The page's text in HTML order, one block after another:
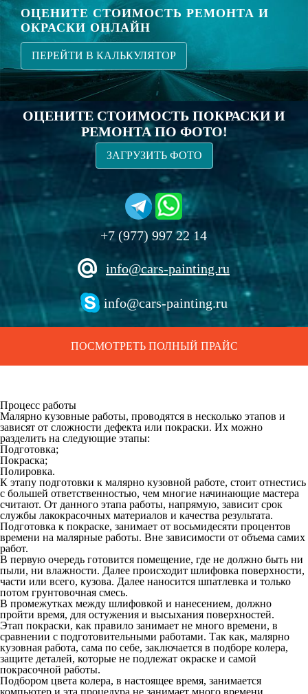
ОЦЕНИТЕ СТОИМОСТЬ РЕМОНТА И
ОКРАСКИ ОНЛАЙН
ПЕРЕЙТИ В КАЛЬКУЛЯТОР
ОЦЕНИТЕ СТОИМОСТЬ ПОКРАСКИ И
РЕМОНТА ПО ФОТО!
ЗАГРУЗИТЬ ФОТО
+7 (977) 997 22 14
info@cars-painting.ru
info@cars-painting.ru
ПОСМОТРЕТЬ ПОЛНЫЙ ПРАЙС
Процесс работы
Малярно кузовные работы, проводятся в несколько этапов и
зависят от сложности дефекта или покраски. Их можно
разделить на следующие этапы:
Подготовка;
Покраска;
Полировка.
К этапу подготовки к малярно кузовной работе, стоит отнестись
с большей ответственностью, чем многие начинающие мастера
считают. От данного этапа работы, напрямую, зависит срок
службы лакокрасочных материалов и качества результата.
Подготовка к покраске, занимает от восьмидесяти процентов
времени на малярные работы. Вне зависимости от объема самих
работ.
В первую очередь готовится помещение, где не должно быть ни
пыли, ни влажности. Далее происходит шлифовка поверхности,
части или всего, кузова. Далее наносится шпатлевка и только
потом грунтовочная смесь.
В промежутках между шлифовкой и нанесением, должно
пройти время, для остужения и высыхания поверхностей.
Этап покраски, как правило занимает не много времени, в
сравнении с подготовительными работами. Так как, малярно
кузовная работа, сама по себе, заключается в подборе колера,
защите деталей, которые не подлежат окраске и самой
покрасочной работы.
Подбором цвета колера, в настоящее время, занимается
компьютер и эта процедура не занимает много времени.